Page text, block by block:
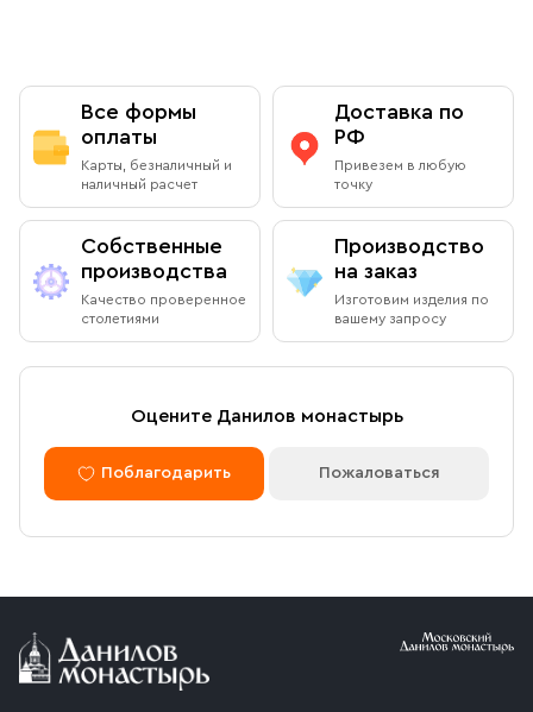
Все формы
оплаты
Карты, безналичный и
наличный расчет
Доставка по
РФ
Привезем в любую
точку
Собственные
производства
Качество проверенное
столетиями
Производство
на заказ
Изготовим изделия по
вашему запросу
Оцените Данилов монастырь
Поблагодарить Пожаловаться